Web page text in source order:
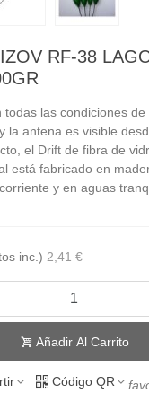
RF-38
todas las condiciones
la antena es visible
el Drift de fibra de
está fabricado en
y en aguas
inc.) 2,41 €
Añadir Al Carrito
Código QR